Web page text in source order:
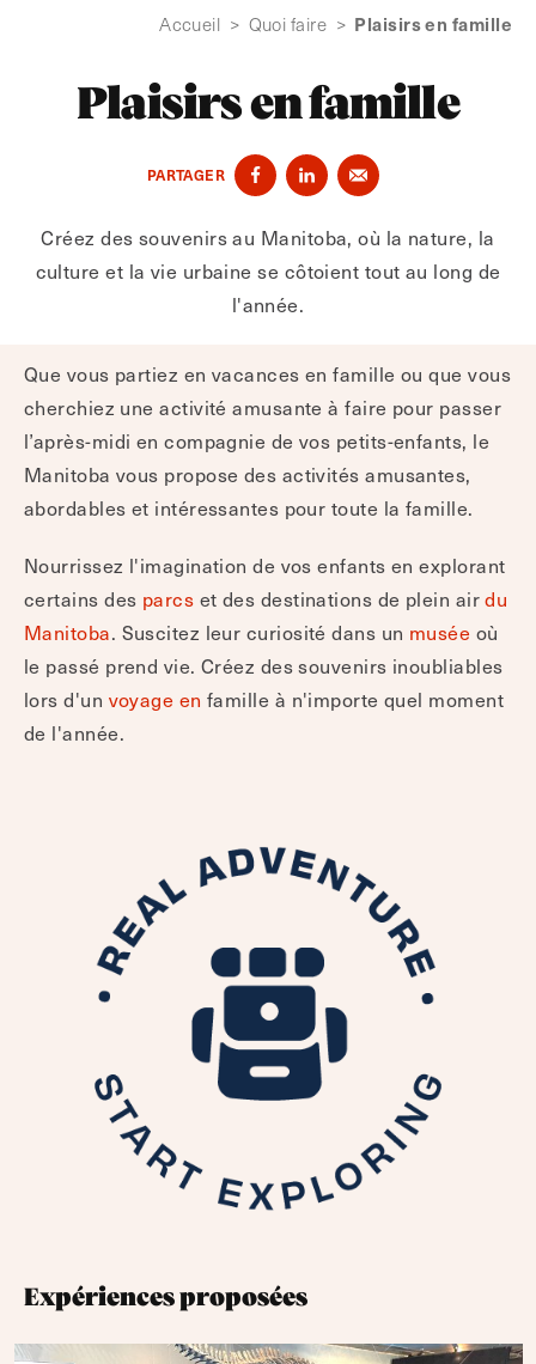
Accueil > Quoi faire > Plaisirs en famille
Plaisirs en famille
PARTAGER
Créez des souvenirs au Manitoba, où la nature, la
culture et la vie urbaine se côtoient tout au long de
l'année.
Que vous partiez en vacances en famille ou que vous
cherchiez une activité amusante à faire pour passer
l’après-midi en compagnie de vos petits-enfants, le
Manitoba vous propose des activités amusantes,
abordables et intéressantes pour toute la famille.
Nourrissez l'imagination de vos enfants en explorant
certains des parcs et des destinations de plein airdu
Manitoba. Suscitez leur curiosité dans un musée où
le passé prend vie. Créez des souvenirs inoubliables
lors d'un voyage en famille à n'importe quel moment
de l'année.
Expériences proposées